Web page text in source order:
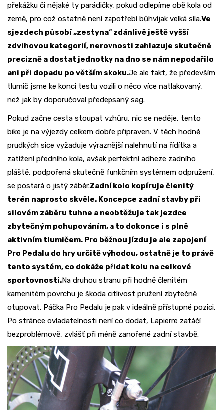
překážku či nějaké ty parádičky, pokud odlepíme obě kola od
země, pro což ostatně není zapotřebí bůhvíjak velká síla.Ve
sjezdech působí „zestyna“ zdánlivě ještě vyšší
zdvihovou kategorií, nerovnosti zahlazuje skutečně
precizně a dostat jednotky na dno se nám nepodařilo
ani při dopadu po větším skoku.Je ale fakt, že především
tlumič jsme ke konci testu vozili o něco více natlakovaný,
než jak by doporučoval předepsaný sag.
Pokud začne cesta stoupat vzhůru, nic se neděje, tento
bike je na výjezdy celkem dobře připraven. V těch hodně
prudkých sice vyžaduje výraznější nalehnutí na řídítka a
zatížení předního kola, avšak perfektní adheze zadního
pláště, podpořená skutečně funkčním systémem odpružení,
se postará o jistý záběr.Zadní kolo kopíruje členitý
terén naprosto skvěle. Koncepce zadní stavby při
silovém záběru tuhne a neobtěžuje tak jezdce
zbytečným pohupováním, a to dokonce i s plně
aktivním tlumičem. Pro běžnou jízdu je ale zapojení
Pro Pedalu do hry určitě výhodou, ostatně je to právě
tento systém, co dokáže přidat kolu na celkové
sportovnosti.Na druhou stranu při hodně členitém
kamenitém povrchu je škoda citlivost pružení zbytečně
otupovat. Páčka Pro Pedalu je pak v ideálně přístupné pozici.
Po stránce ovladatelnosti není co dodat, Lapierre zatáčí
bezproblémově, zvlášť při méně zanořené zadní stavbě.